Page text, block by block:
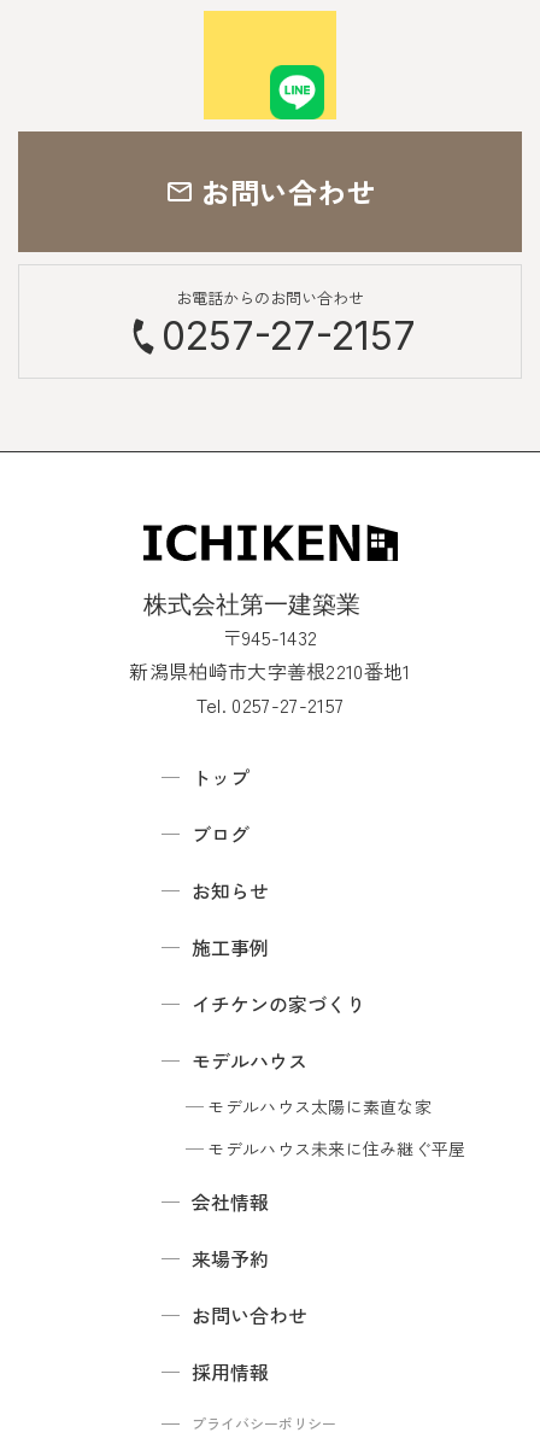
お問い合わせ
お電話からのお問い合わせ
0257-27-2157
〒945-1432
新潟県柏崎市大字善根2210番地1
Tel. 0257-27-2157
トップ
ブログ
お知らせ
施工事例
イチケンの家づくり
モデルハウス
モデルハウス太陽に素直な家
モデルハウス未来に住み継ぐ平屋
会社情報
来場予約
お問い合わせ
採用情報
プライバシーポリシー